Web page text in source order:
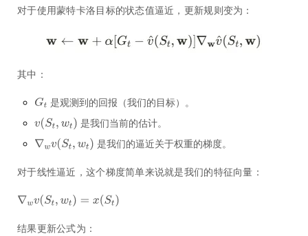
对于使用蒙特卡洛目标的状态值逼近，更新规则变为：
其中：
是观测到的回报（我们的目标）。
是我们当前的估计。
是我们的逼近关于权重的梯度。
对于线性逼近，这个梯度简单来说就是我们的特征向量：
结果更新公式为：